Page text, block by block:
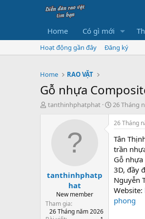
Home Có gì mới
Hoạt động gần đây Đăng ký
Home RAO VẶT
Gỗ nhựa
B
tanthinhphatphat
N
g
à
y
b
ắ
t
đ
ầ
u
26 Tháng
tanthinhphatp
hat
New member
Tham gia
26 Tháng năm 2026
26 Tháng
Tân
trần
Gỗ
3D, đầy
Nguyễn
Website:
phong